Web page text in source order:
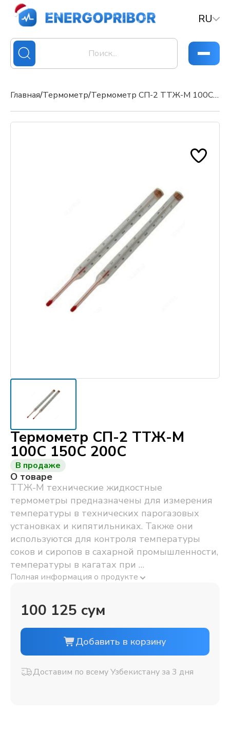
RU
Главная/Термометр/ Термометр СП-2 ТТЖ-М 100С 150С 200С
Термометр СП-2 ТТЖ-М
100С 150С 200С
В продаже
О товаре
ТТЖ-М технические жидкостные
термометры предназначены для измерения
температуры в технических парогазовых
установках и кипятильниках. Также они
используются для контроля температуры
соков и сиропов в сахарной промышленности,
температуры в кагатах при …
Полная информация о продукте
100 125 сум
Добавить в корзину
Доставим по всему Узбекистану за 3 дня